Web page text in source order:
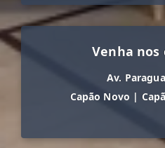
Venha nos
Av.
Capão Novo |